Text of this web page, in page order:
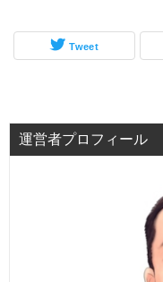
Tweet
運営者プロフィール